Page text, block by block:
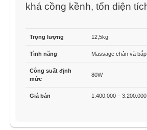
khá cồng kềnh, tốn diện
Trọng lượng 12,5kg
Tình năng Massage chân và
Công suất định
mức
80W
Giá bán 1.400.000 –